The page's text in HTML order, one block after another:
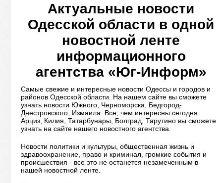
Актуальные новости
Одесской области в одной
новостной ленте
информационного
агентства «Юг-Информ»
Самые свежие и интересные новости Одессы и городов и
районов Одесской области. На нашем сайте вы сможете
узнать новости Южного, Черноморска, Бедгород-
Днестровского, Измаила. Все, чем интересны сегодня
Арциз, Килия, Татарбунары, Болград, Тарутино вы сможете
узнать на сайте нашего новостного агентства.
Новости политики и культуры, общественная жизнь и
здравоохранение, право и криминал, громкие события и
происшествия - все это не останется незамеченным в
нашей новостной ленте.